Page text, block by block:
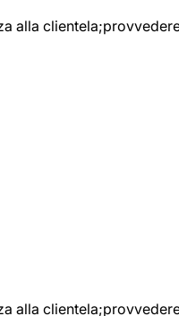
alla
alla